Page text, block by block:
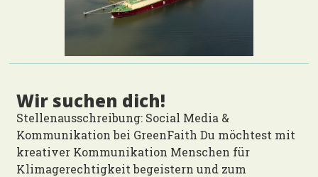
Wir suchen dich!
Stellenausschreibung: Social Media &
Kommunikation bei GreenFaith Du möchtest mit
kreativer Kommunikation Menschen für
Klimagerechtigkeit begeistern und zum